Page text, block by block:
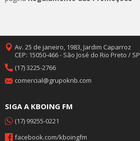
Av. 25 de janeiro, 1983, Jardim Caparroz
CEP: 15050-466 - São José do Rio Preto / SP
(17) 3225-2766
comercial@grupoknb.com
SIGA A KBOING FM
(17) 99255-0221
facebook.com/kboingfm